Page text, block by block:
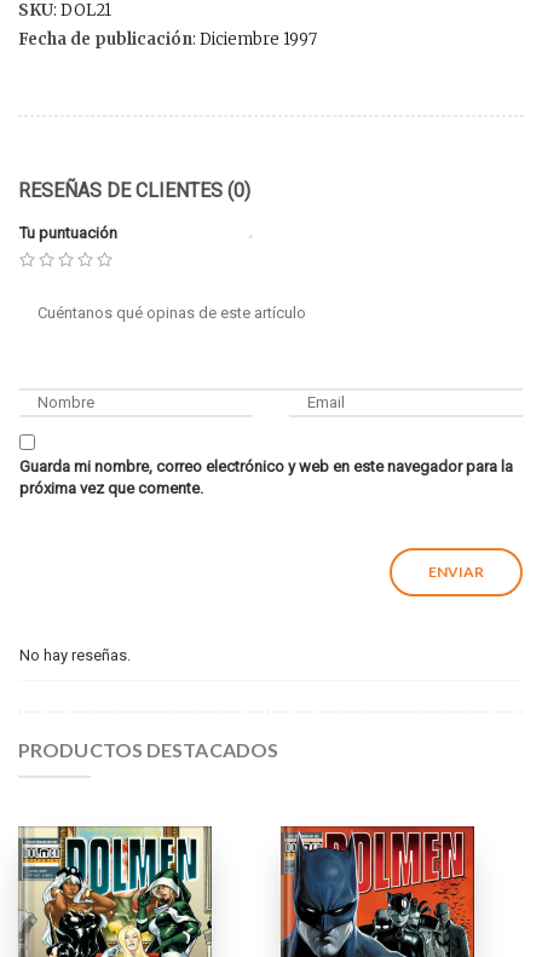
SKU: DOL21
Fecha de publicación: Diciembre 1997
RESEÑAS DE CLIENTES (0)
Tu puntuación
Guarda mi nombre, correo electrónico y web en este navegador para la
próxima vez que comente.
No hay reseñas.
PRODUCTOS DESTACADOS